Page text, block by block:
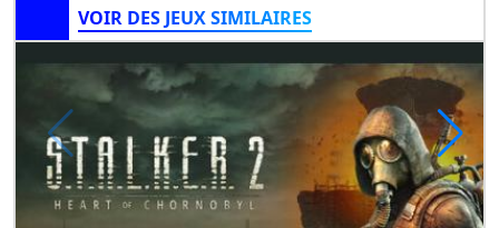
VOIR DES JEUX SIMILAIRES